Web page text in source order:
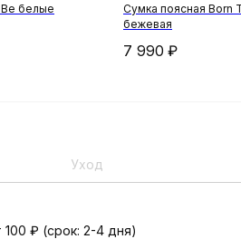
белые
Сумка поясная Born
бежевая
7 990 ₽
Уход
₽ (срок: 2-4 дня)